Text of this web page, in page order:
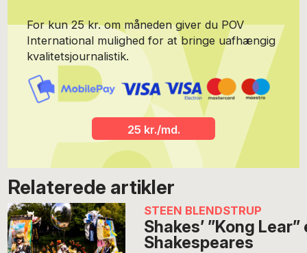
For kun 25 kr. om måneden giver du POV
International mulighed for at bringe uafhængig
kvalitetsjournalistik.
25 kr./md.
Relaterede artikler
STEEN BLENDSTRUP
Shakes’ ”Kong
Shakespeares